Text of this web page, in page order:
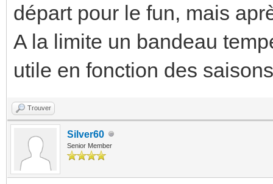
départ pour le fun, mais
A la limite un bandeau
utile en fonction des
Trouver
Silver60
Senior Member